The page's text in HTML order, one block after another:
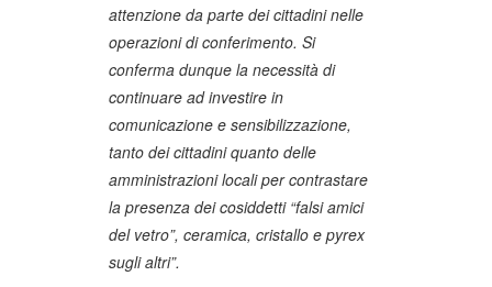
attenzione da parte dei cittadini nelle
operazioni di conferimento. Si
conferma dunque la necessità di
continuare ad investire in
comunicazione e sensibilizzazione,
tanto dei cittadini quanto delle
amministrazioni locali per contrastare
la presenza dei cosiddetti “falsi amici
del vetro”, ceramica, cristallo e pyrex
sugli altri”.